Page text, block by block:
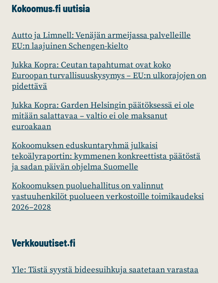
Kokoomus.fi uutisia
Autto ja Limnell: Venäjän armeijassa palvelleille
EU:n laajuinen Schengen-kielto
Jukka Kopra: Ceutan tapahtumat ovat koko
Euroopan turvallisuuskysymys – EU:n ulkorajojen on
pidettävä
Jukka Kopra: Garden Helsingin päätöksessä ei ole
mitään salattavaa – valtio ei ole maksanut
euroakaan
Kokoomuksen eduskuntaryhmä julkaisi
tekoälyraportin: kymmenen konkreettista päätöstä
ja sadan päivän ohjelma Suomelle
Kokoomuksen puoluehallitus on valinnut
vastuuhenkilöt puolueen verkostoille toimikaudeksi
2026–2028
Verkkouutiset.fi
Yle: Tästä syystä bideesuihkuja saatetaan varastaa